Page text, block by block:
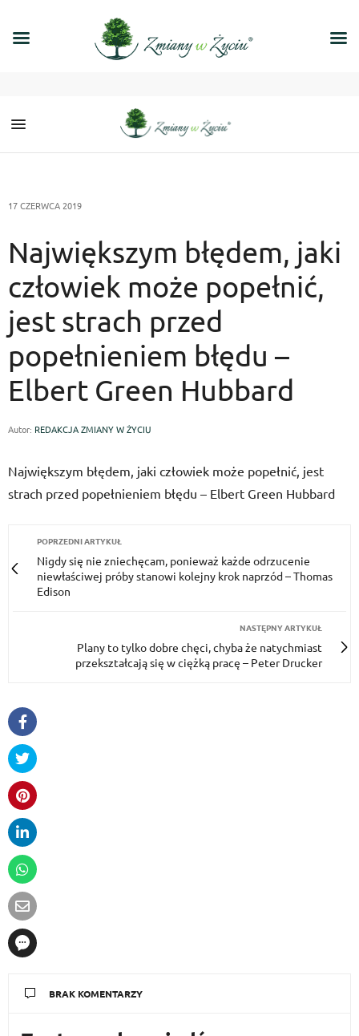
17 CZERWCA 2019
Największym błędem, jaki
człowiek może popełnić,
jest strach przed
popełnieniem błędu –
Elbert Green Hubbard
Autor: REDAKCJA ZMIANY W ŻYCIU
Największym błędem, jaki człowiek może popełnić, jest
strach przed popełnieniem błędu – Elbert Green Hubbard
POPRZEDNI ARTYKUŁ
Nigdy się nie zniechęcam, ponieważ każde odrzucenie
niewłaściwej próby stanowi kolejny krok naprzód – Thomas
Edison
NASTĘPNY ARTYKUŁ
Plany to tylko dobre chęci, chyba że natychmiast
przekształcają się w ciężką pracę – Peter Drucker
BRAK KOMENTARZY